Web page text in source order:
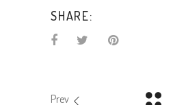
SHARE:
Prev